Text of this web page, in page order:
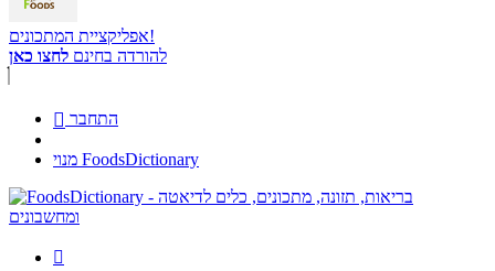
אפליקציית המתכונים!
להורדה בחינם לחצו כאן
 התחבר
מנוי FoodsDictionary
